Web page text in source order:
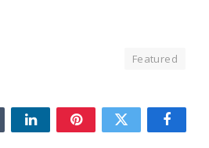
Featured
Facebook
Twitter
Pinterest